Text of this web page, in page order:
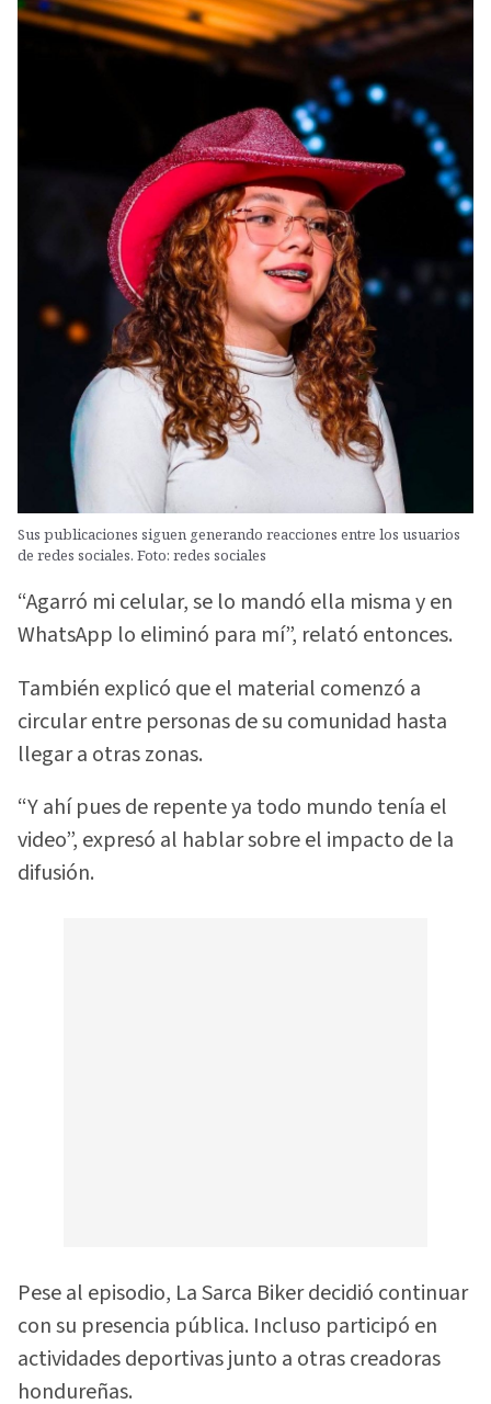
Sus publicaciones siguen generando reacciones entre los usuarios
de redes sociales. Foto: redes sociales
“Agarró mi celular, se lo mandó ella misma y en
WhatsApp lo eliminó para mí”, relató entonces.
También explicó que el material comenzó a
circular entre personas de su comunidad hasta
llegar a otras zonas.
“Y ahí pues de repente ya todo mundo tenía el
video”, expresó al hablar sobre el impacto de la
difusión.
Pese al episodio, La Sarca Biker decidió continuar
con su presencia pública. Incluso participó en
actividades deportivas junto a otras creadoras
hondureñas.